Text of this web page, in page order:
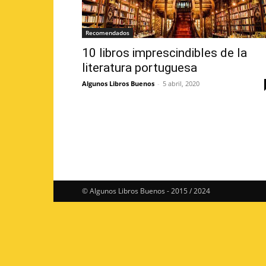
Recomendados
10 libros imprescindibles de la
literatura portuguesa
Algunos Libros Buenos - 5 abril, 2020
© Algunos Libros Buenos - 2015 / 2024